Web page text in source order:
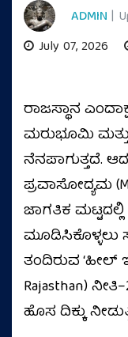
ADMIN |
July 07, 2026
ರಾಜಸ್ಥಾನ
ಮರುಭೂಮಿ
ನೆನಪಾಗುತ್ತದೆ.
ಪ್ರವಾಸೋದ್ಯಮ
ಜಾಗತಿಕ ಮಟ್ಟದಲ್ಲಿ
ಮೂಡಿಸಿಕೊಳ್ಳಲು
ತಂದಿರುವ ‘ಹೀಲ್
Rajasthan)
ಹೊಸ ದಿಕ್ಕು